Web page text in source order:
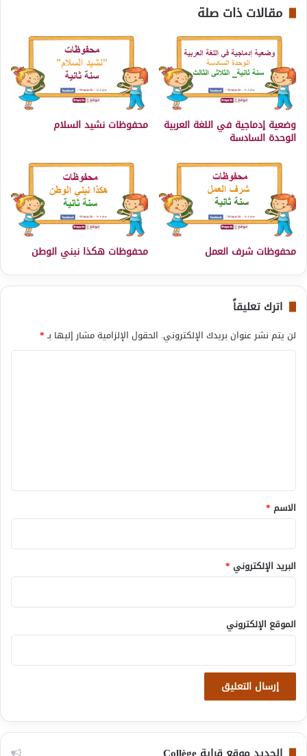
مقالات ذات صلة
وضعية إدماجية في اللغة العربية
الوحدة السادسة
محفوظات نشيد السلام
محفوظات شرف العمل محفوظات هكذا نبني الوطن
اترك تعليقاً
لن يتم نشر عنوان بريدك الإلكتروني. الحقول الإلزامية مشار إليها بـ*
*
الاسم *
البريد الإلكتروني *
الموقع الإلكتروني